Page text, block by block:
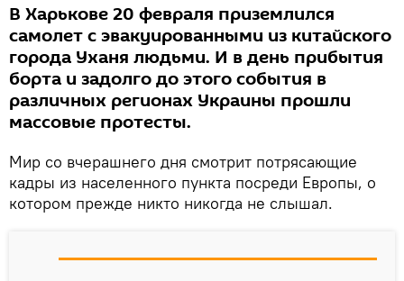
В Харькове 20 февраля приземлился
самолет с эвакуированными из китайского
города Уханя людьми. И в день прибытия
борта и задолго до этого события в
различных регионах Украины прошли
массовые протесты.
Мир со вчерашнего дня смотрит потрясающие
кадры из населенного пункта посреди Европы, о
котором прежде никто никогда не слышал.